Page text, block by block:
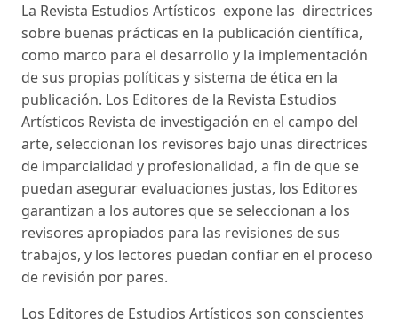
La Revista Estudios Artísticos expone las directrices
sobre buenas prácticas en la publicación científica,
como marco para el desarrollo y la implementación
de sus propias políticas y sistema de ética en la
publicación. Los Editores de la Revista Estudios
Artísticos Revista de investigación en el campo del
arte, seleccionan los revisores bajo unas directrices
de imparcialidad y profesionalidad, a fin de que se
puedan asegurar evaluaciones justas, los Editores
garantizan a los autores que se seleccionan a los
revisores apropiados para las revisiones de sus
trabajos, y los lectores puedan confiar en el proceso
de revisión por pares.
Los Editores de Estudios Artísticos son conscientes